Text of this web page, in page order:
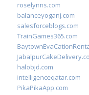
roselynns.com
balanceyoganj.com
salesforceblogs.com
TrainGames365.com
halobjd.com
intelligenceqatar.com
PikaPikaApp.com